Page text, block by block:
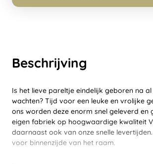
Beschrijving
Is het lieve pareltje eindelijk geboren na
wachten? Tijd voor een leuke en vrolijke
ons worden deze enorm snel geleverd en
eigen fabriek op hoogwaardige kwaliteit
daarnaast ook van onze snelle
voor binnenzijde van het raam.